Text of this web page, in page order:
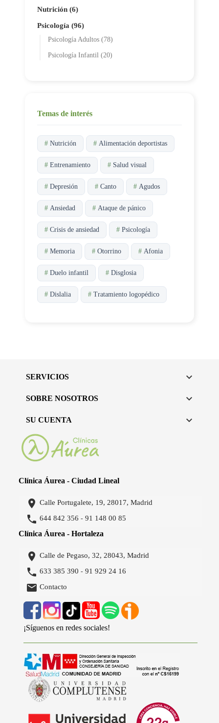
Nutrición (6)
Psicología (96)
Psicología Adultos (78)
Psicología Infantil (20)
Temas de interés
# Nutrición # Alimentación deportistas
# Entrenamiento # Salud visual
# Depresión # Canto # Agudos
# Ansiedad # Ataque de pánico
# Crisis de ansiedad # Psicología
# Memoria # Otorrino # Afonia
# Duelo infantil # Disglosia
# Dislalia # Tratamiento logopédico
SERVICIOS 
SOBRE NOSOTROS 
SU CUENTA 
Clínica Áurea - Ciudad Lineal
 Calle Portugalete, 19, 28017, Madrid
 644 842 356 -91 148 00 85
Clínica Áurea - Hortaleza
 Calle de Pegaso, 32, 28043, Madrid
 633 385 390 -91 929 24 16
 Contacto
¡Síguenos en redes sociales!